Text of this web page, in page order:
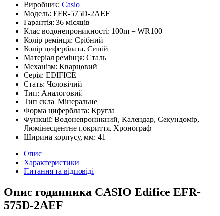
Виробник: Casio
Модель: EFR-575D-2AEF
Гарантія: 36 місяців
Клас водонепроникності: 100m = WR100
Колір ремінця: Срібний
Колір циферблата: Синій
Матеріал ремінця: Сталь
Механізм: Кварцовий
Серія: EDIFICE
Стать: Чоловічий
Тип: Аналоговий
Тип скла: Мінеральне
Форма циферблата: Кругла
Функції: Водонепроникний, Календар, Секундомір,
Люмінесцентне покриття, Хронограф
Ширина корпусу, мм: 41
Опис
Характеристики
Питання та відповіді
Опис годинника CASIO Edifice EFR-
575D-2AEF